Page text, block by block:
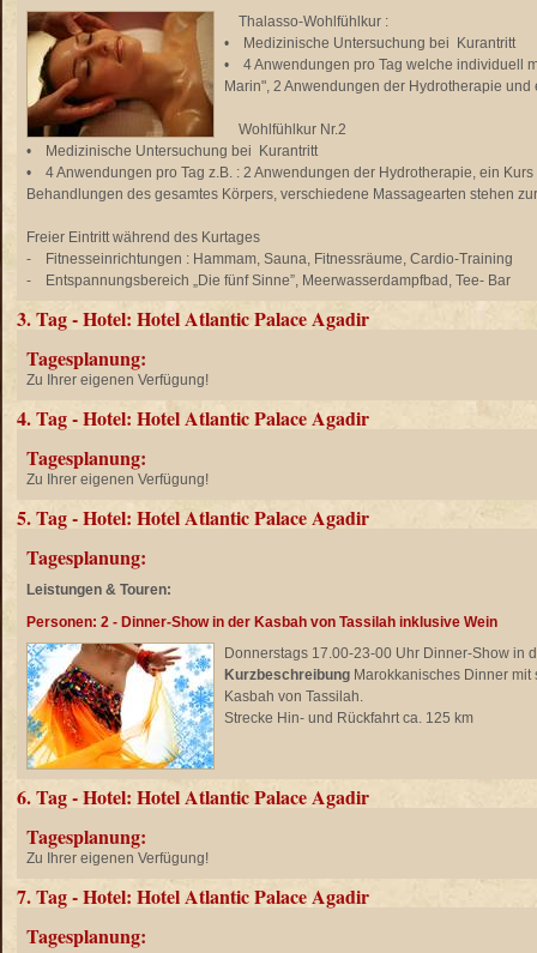
Thalasso-Wohlfühlkur :
• Medizinische Untersuchung bei Kurantritt
• 4 Anwendungen pro Tag welche individuell
Marin", 2 Anwendungen der Hydrotherapie
Wohlfühlkur Nr.2
• Medizinische Untersuchung bei Kurantritt
• 4 Anwendungen pro Tag z.B. : 2 Anwendungen der Hydrotherapie, ein
Behandlungen des gesamtes Körpers, verschiedene Massagearten stehen
Freier Eintritt während des Kurtages
- Fitnesseinrichtungen : Hammam, Sauna, Fitnessräume, Cardio-Training
- Entspannungsbereich „Die fünf Sinne”, Meerwasserdampfbad, Tee- Bar
3. Tag - Hotel: Hotel Atlantic Palace Agadir
Tagesplanung:
Zu Ihrer eigenen Verfügung!
4. Tag - Hotel: Hotel Atlantic Palace Agadir
Tagesplanung:
Zu Ihrer eigenen Verfügung!
5. Tag - Hotel: Hotel Atlantic Palace Agadir
Tagesplanung:
Leistungen & Touren:
Personen: 2 - Dinner-Show in der Kasbah von Tassilah inklusive Wein
Donnerstags 17.00-23-00 Uhr Dinner-Show in
Kurzbeschreibung Marokkanisches Dinner
Kasbah von Tassilah.
Strecke Hin- und Rückfahrt ca. 125 km
6. Tag - Hotel: Hotel Atlantic Palace Agadir
Tagesplanung:
Zu Ihrer eigenen Verfügung!
7. Tag - Hotel: Hotel Atlantic Palace Agadir
Tagesplanung: